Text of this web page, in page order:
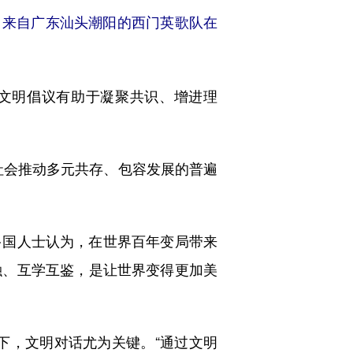
自广东汕头潮阳的西门英歌队在
倡议有助于凝聚共识、增进理
推动多元共存、包容发展的普遍
士认为，在世界百年变局带来
互学互鉴，是让世界变得更加美
文明对话尤为关键。“通过文明